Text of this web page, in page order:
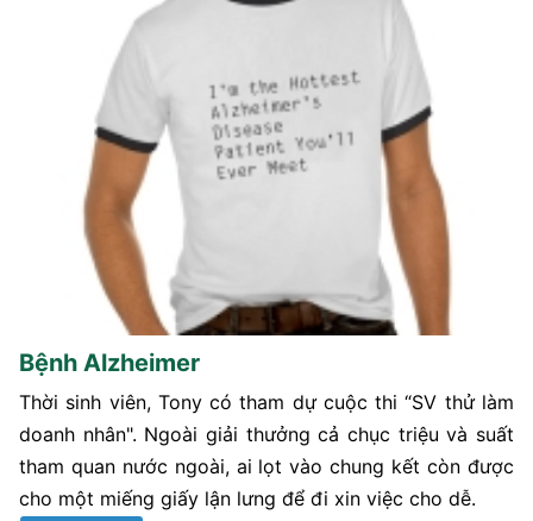
Bệnh Alzheimer
Thời sinh viên, Tony có tham dự cuộc thi “SV thử làm
doanh nhân". Ngoài giải thưởng cả chục triệu và suất
tham quan nước ngoài, ai lọt vào chung kết còn được
cho một miếng giấy lận lưng để đi xin việc cho dễ.